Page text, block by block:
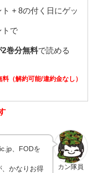
+ 8の付く日にゲッ
トで
2巻分無料で読める
料（解約可能/違約金なし）
カン隊員
、FODを
、かなりお得